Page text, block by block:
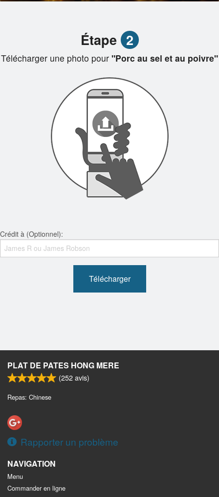
Étape 2
Télécharger une photo pour "Porc au sel et au poivre"
Crédit à (Optionnel):
Télécharger
PLAT DE PATES HONG MERE
(252avis)
Repas: Chinese
Rapporter un problème
NAVIGATION
Menu
Commander en ligne